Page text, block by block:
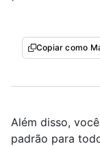
Copiar como
Além disso,
padrão para